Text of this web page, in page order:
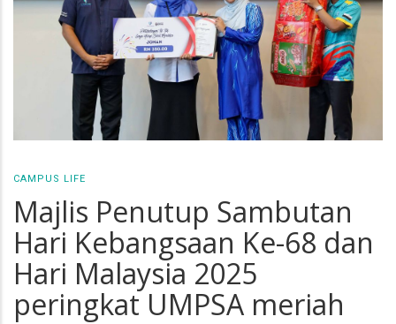
CAMPUS LIFE
Majlis Penutup Sambutan
Hari Kebangsaan Ke-68 dan
Hari Malaysia 2025
peringkat UMPSA meriah